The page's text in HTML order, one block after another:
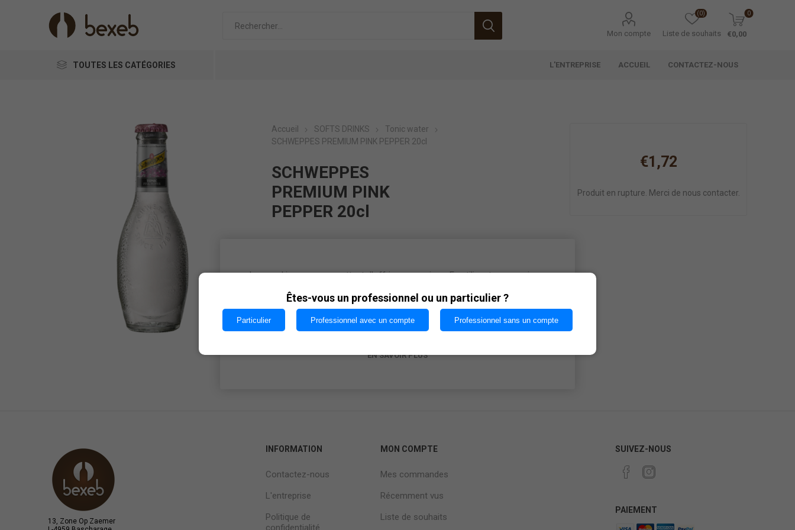
Mon compte Liste de souhaits
(0) 0
€0,00
TOUTES LES CATÉGORIES L'ENTREPRISE ACCUEIL CONTACTEZ-NOUS
Accueil SOFTS DRINKS
Tonic water
SCHWEPPES PREMIUM PINK PEPPER 20cl
SCHWEPPES
PREMIUM PINK
PEPPER 20cl
€1,72
Produit en rupture. Merci de nous contacter.
13, Zone Op Zaemer
INFORMATION
Contactez-nous
L'entreprise
Politique de
confidentialité
MON COMPTE
Mes commandes
Récemment vus
Liste de souhaits
SUIVEZ-NOUS
PAIEMENT
Les cookies nous permettent d'offrir nos services. En utilisant nos services,
OK
EN SAVOIR PLUS
Êtes-vous un professionnel ou un particulier ?
Particulier Professionnel avec un compte Professionnel sans un compte